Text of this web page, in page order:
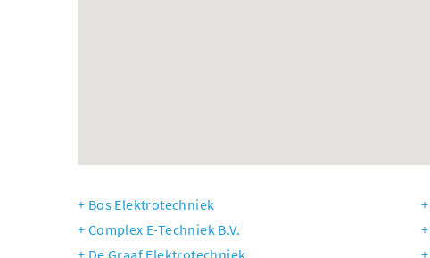
Bos Elektrotechniek
Complex E-Techniek B.V.
De Graaf Elektrotechniek